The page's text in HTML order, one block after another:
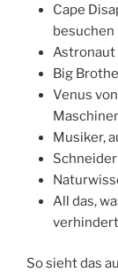
Cape
besuchen
Astronaut
Big
Venus
Musiker,
Schneider
All das,
So sieht das